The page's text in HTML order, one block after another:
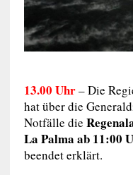
13.00 Uhr– Die
hat über die
Notfälle die
La Palma ab 11:00
beendet erklärt.